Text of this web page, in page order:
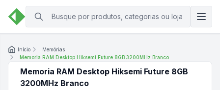
Início
Memórias
Memoria RAM Desktop Hiksemi Future 8GB 3200MHz Branco
Memoria RAM Desktop Hiksemi Future 8GB
3200MHz Branco